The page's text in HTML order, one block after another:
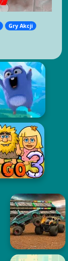
Gry Akcji